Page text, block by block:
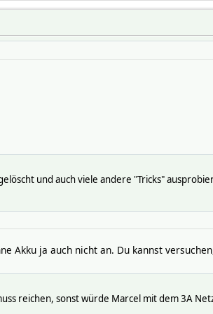
und auch viele andere "Tricks"
Akku ja auch nicht an. Du kannst
reichen, sonst würde Marcel mit dem 3A